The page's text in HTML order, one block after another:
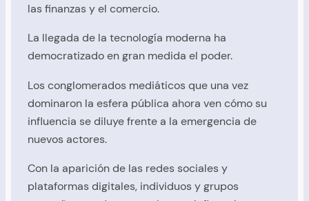
las finanzas y el comercio.
La llegada de la tecnología moderna ha
democratizado en gran medida el poder.
Los conglomerados mediáticos que una vez
dominaron la esfera pública ahora ven cómo su
influencia se diluye frente a la emergencia de
nuevos actores.
Con la aparición de las redes sociales y
plataformas digitales, individuos y grupos